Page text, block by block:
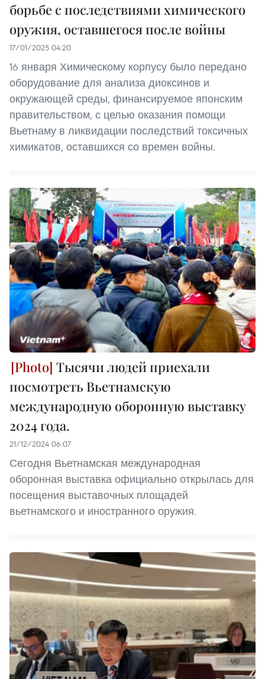
борьбе с последствиями химического
оружия, оставшегося после войны
17/01/2025 04:20
16 января Химическому корпусу было передано
оборудование для анализа диоксинов и
окружающей среды, финансируемое японским
правительством, с целью оказания помощи
Вьетнаму в ликвидации последствий токсичных
химикатов, оставшихся со времен войны.
Тысячи людей приехали
посмотреть Вьетнамскую
международную оборонную выставку
2024 года.
21/12/2024 06:07
Сегодня Вьетнамская международная
оборонная выставка официально открылась для
посещения выставочных площадей
вьетнамского и иностранного оружия.